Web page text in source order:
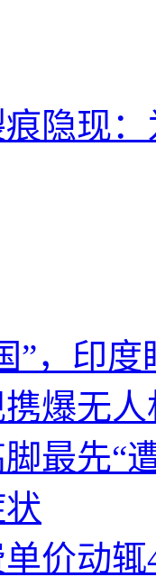
隐现
”，印
爆无
最先“
价动